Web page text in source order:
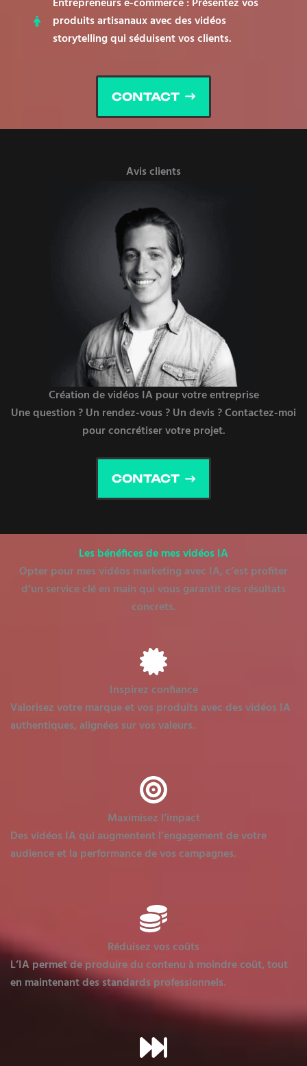
produits artisanaux avec des vidéos
storytelling qui séduisent vos clients.
CONTACT
Avis clients
Création de vidéos IA pour votre entreprise
Une question ? Un rendez-vous ? Un devis ? Contactez-moi
pour concrétiser votre projet.
CONTACT
Les bénéfices de mes vidéos IA
Opter pour mesvidéos marketing avec IA, c’est profiter
d’un service clé en main qui vous garantit des résultats
concrets.
Inspirez confiance
Valorisez votre marque et vos produits avec des vidéos IA
authentiques, alignées sur vos valeurs.
Maximisez l’impact
Des vidéos IA qui augmentent l’engagement de votre
audience et la performance de vos campagnes.
Réduisez vos coûts
L’IA permet de produire du contenu à moindre coût, tout
en maintenant des standards professionnels.